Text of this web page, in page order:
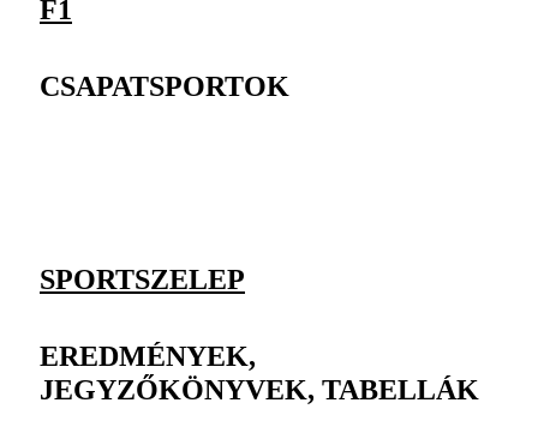
F1
CSAPATSPORTOK
SPORTSZELEP
EREDMÉNYEK,
JEGYZŐKÖNYVEK, TABELLÁK